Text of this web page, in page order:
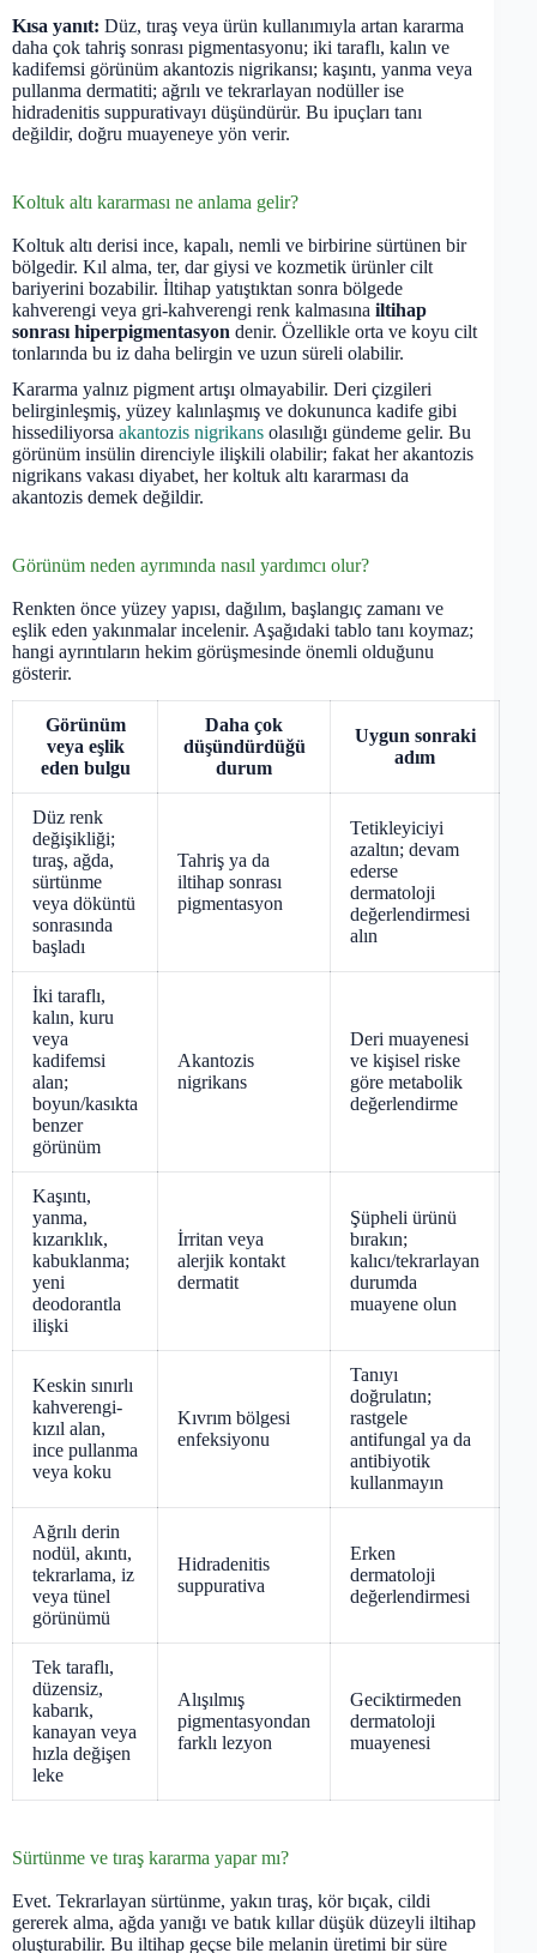
Kısa yanıt: Düz, tıraş veya ürün kullanımıyla artan kararma
daha çok tahriş sonrası pigmentasyonu; iki taraflı, kalın ve
kadifemsi görünüm akantozis nigrikansı; kaşıntı, yanma veya
pullanma dermatiti; ağrılı ve tekrarlayan nodüller ise
hidradenitis suppurativayı düşündürür. Bu ipuçları tanı
değildir, doğru muayeneye yön verir.
Koltuk altı kararması ne anlama gelir?
Koltuk altı derisi ince, kapalı, nemli ve birbirine sürtünen bir
bölgedir. Kıl alma, ter, dar giysi ve kozmetik ürünler cilt
bariyerini bozabilir. İltihap yatıştıktan sonra bölgede
kahverengi veya gri-kahverengi renk kalmasına iltihap
sonrası hiperpigmentasyon denir. Özellikle orta ve koyu cilt
tonlarında bu iz daha belirgin ve uzun süreli olabilir.
Kararma yalnız pigment artışı olmayabilir. Deri çizgileri
belirginleşmiş, yüzey kalınlaşmış ve dokununca kadife gibi
hissediliyorsa akantozis nigrikans olasılığı gündeme gelir. Bu
görünüm insülin direnciyle ilişkili olabilir; fakat her akantozis
nigrikans vakası diyabet, her koltuk altı kararması da
akantozis demek değildir.
Görünüm neden ayrımında nasıl yardımcı olur?
Renkten önce yüzey yapısı, dağılım, başlangıç zamanı ve
eşlik eden yakınmalar incelenir. Aşağıdaki tablo tanı koymaz;
hangi ayrıntıların hekim görüşmesinde önemli olduğunu
gösterir.
Görünüm
veya eşlik
eden bulgu
Daha çok
düşündürdüğü
durum
Uygun sonraki
adım
Düz renk
değişikliği;
tıraş, ağda,
sürtünme
veya döküntü
sonrasında
başladı
Tahriş ya da
iltihap sonrası
pigmentasyon
Tetikleyiciyi
azaltın; devam
ederse
dermatoloji
değerlendirmesi
alın
İki taraflı,
kalın, kuru
veya
kadifemsi
alan;
boyun/kasıkta
benzer
görünüm
Akantozis
nigrikans
Deri muayenesi
ve kişisel riske
göre metabolik
değerlendirme
Kaşıntı,
yanma,
kızarıklık,
kabuklanma;
yeni
deodorantla
ilişki
İrritan veya
alerjik kontakt
dermatit
Şüpheli ürünü
bırakın;
kalıcı/tekrarlayan
durumda
muayene olun
Keskin sınırlı
kahverengi-
kızıl alan,
ince pullanma
veya koku
Kıvrım bölgesi
enfeksiyonu
Tanıyı
doğrulatın;
rastgele
antifungal ya da
antibiyotik
kullanmayın
Ağrılı derin
nodül, akıntı,
tekrarlama, iz
veya tünel
görünümü
Hidradenitis
suppurativa
Erken
dermatoloji
değerlendirmesi
Tek taraflı,
düzensiz,
kabarık,
kanayan veya
hızla değişen
leke
Alışılmış
pigmentasyondan
farklı lezyon
Geciktirmeden
dermatoloji
muayenesi
Sürtünme ve tıraş kararma yapar mı?
Evet. Tekrarlayan sürtünme, yakın tıraş, kör bıçak, cildi
gererek alma, ağda yanığı ve batık kıllar düşük düzeyli iltihap
oluşturabilir. Bu iltihap geçse bile melanin üretimi bir süre